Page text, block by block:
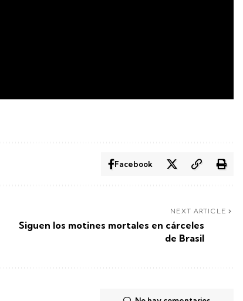
Facebook
NEXT ARTICLE
Siguen los motines mortales en cárceles
de Brasil